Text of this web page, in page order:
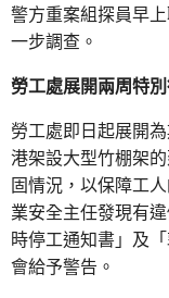
警方重案組探員早
一步調查。
勞工處展開兩周特
勞工處即日起展開
港架設大型竹棚架
固情況，以保障工
業安全主任發現有
時停工通知書」及
會給予警告。